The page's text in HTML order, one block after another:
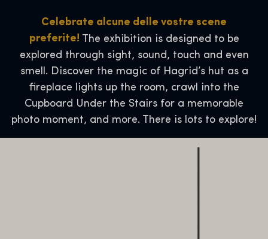
Celebrate alcune delle vostre scene
preferite! The exhibition is designed to be
explored through sight, sound, touch and even
smell. Discover the magic of Hagrid’s hut as a
fireplace lights up the room, crawl into the
Cupboard Under the Stairs for a memorable
photo moment, and more. There is lots to explore!